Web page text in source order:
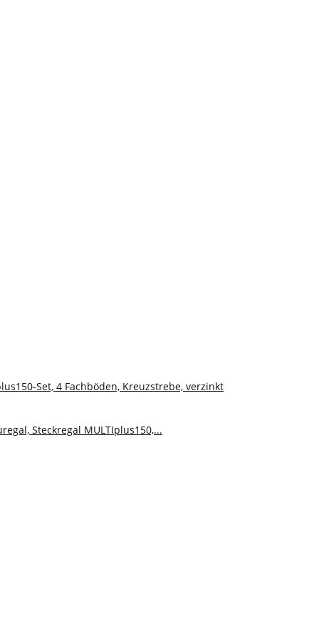
Set, 4 Fachböden, Kreuzstrebe, verzinkt